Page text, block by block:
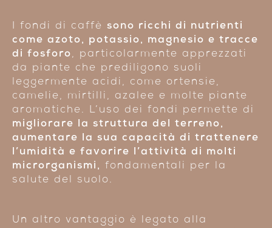
I fondi di caffè sono ricchi di nutrienti
come azoto, potassio, magnesio e tracce
di fosforo, particolarmente apprezzati
da piante che prediligono suoli
leggermente acidi, come ortensie,
camelie, mirtilli, azalee e molte piante
aromatiche. L’uso dei fondi permette di
migliorare la struttura del terreno,
aumentare la sua capacità di trattenere
l’umidità e favorire l’attività di molti
microrganismi, fondamentali per la
salute del suolo.
Un altro vantaggio è legato alla